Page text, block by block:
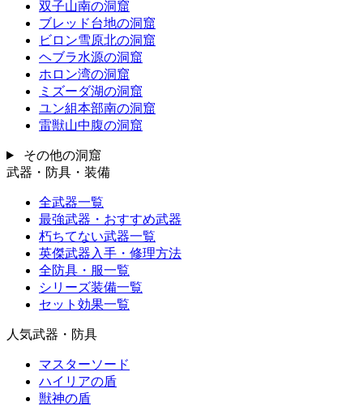
双子山南の洞窟
ブレッド台地の洞窟
ビロン雪原北の洞窟
ヘブラ水源の洞窟
ホロン湾の洞窟
ミズーダ湖の洞窟
ユン組本部南の洞窟
雷獣山中腹の洞窟
その他の洞窟
武器・防具・装備
全武器一覧
最強武器・おすすめ武器
朽ちてない武器一覧
英傑武器入手・修理方法
全防具・服一覧
シリーズ装備一覧
セット効果一覧
人気武器・防具
マスターソード
ハイリアの盾
獣神の盾